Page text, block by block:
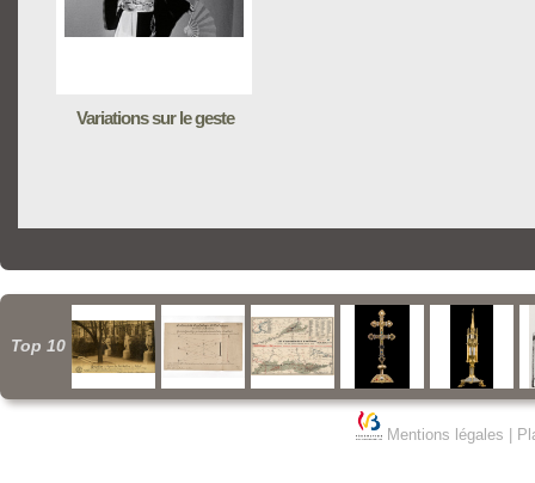
Variations sur le geste
Top 10
Mentions légales